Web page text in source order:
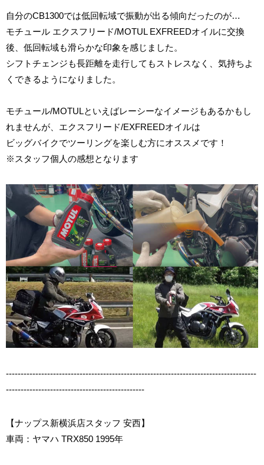
自分のCB1300では低回転域で振動が出る傾向だったのが…
モチュール エクスフリード/MOTUL EXFREEDオイルに交換
後、低回転域も滑らかな印象を感じました。
シフトチェンジも長距離を走行してもストレスなく、気持ちよ
くできるようになりました。
モチュール/MOTULといえばレーシーなイメージもあるかもし
れませんが、エクスフリード/EXFREEDオイルは
ビッグバイクでツーリングを楽しむ方にオススメです！
※スタッフ個人の感想となります
-------------------------------------------------------------------------------------
-----------------------------------------------
【ナップス新横浜店スタッフ 安西】
車両：ヤマハ TRX850 1995年